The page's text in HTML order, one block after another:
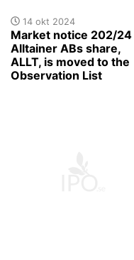
14 okt 2024
Market notice 202/24
Alltainer ABs share,
ALLT, is moved to the
Observation List